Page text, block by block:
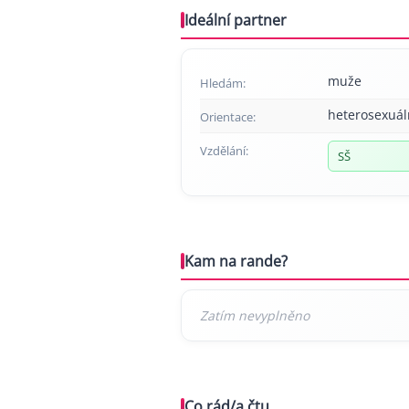
Ideální partner
Hledám: muže
Orientace:
Vzdělání: SŠ
Kam na rande?